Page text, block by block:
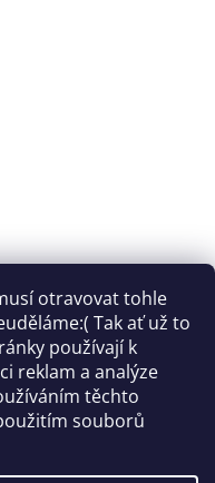
otravovat tohle
Tak ať už to
používají k
reklam a analýze
těchto
souborů